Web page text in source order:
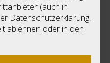
für CHF 10.00
Ortschaften:
5244 Birrhard,
(auch in
Datenschutzerklärung.
ablehnen oder in den